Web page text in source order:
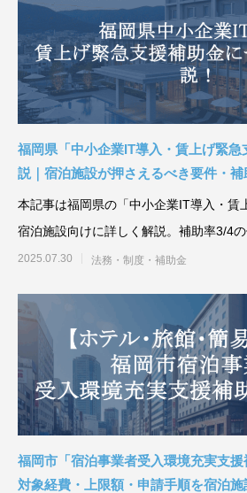
福岡県「中小企業IT導入・賃上げ緊
説｜宿泊施設が押さえるべき要件・
本記事は福岡県の「中小企業IT導入・賃
宿泊施設向けに詳しく解説。補助率3/4
2025.07.30 法務・制度・補助金
福岡市「宿泊事業者受入環境充実支援
対象経費・上限額・申請手順を宿泊